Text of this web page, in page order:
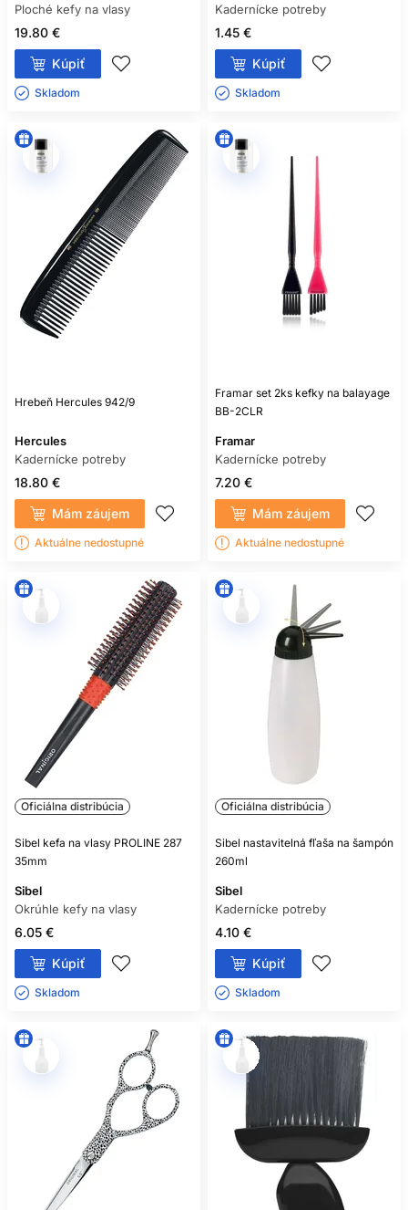
Ploché kefy na vlasy
19.80 €
Kúpiť
Skladom ㅤ
Kadernícke potreby
1.45 €
Kúpiť
Skladom ㅤ
Hrebeň Hercules 942/9
Hercules
Kadernícke potreby
18.80 €
Mám záujem
Aktuálne nedostupné
Framar set 2ks kefky na balayage
BB-2CLR
Framar
Kadernícke potreby
7.20 €
Mám záujem
Aktuálne nedostupné
Oficiálna distribúcia
Sibel kefa na vlasy PROLINE 287
35mm
Sibel
Okrúhle kefy na vlasy
6.05 €
Kúpiť
Skladom ㅤ
Oficiálna distribúcia
Sibel nastavitelná fľaša na šampón
260ml
Sibel
Kadernícke potreby
4.10 €
Kúpiť
Skladom ㅤ